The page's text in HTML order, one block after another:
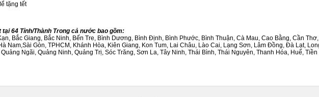
tặng tết
64 Tỉnh/Thành Trong cả nước bao gồm:
Bắc Giang, Bắc Ninh, Bến Tre, Bình Dương, Bình Định, Bình Phước, Bình Thuận, Cà Mau, Cao Bằng, Cần
Nam,Sài Gòn, TPHCM, Khánh Hòa, Kiên Giang, Kon Tum, Lai Châu, Lào Cai, Lạng Sơn, Lâm Đồng, Đà Lạt,
Ngãi, Quảng Ninh, Quảng Trị, Sóc Trăng, Sơn La, Tây Ninh, Thái Bình, Thái Nguyên, Thanh Hóa, Huế,